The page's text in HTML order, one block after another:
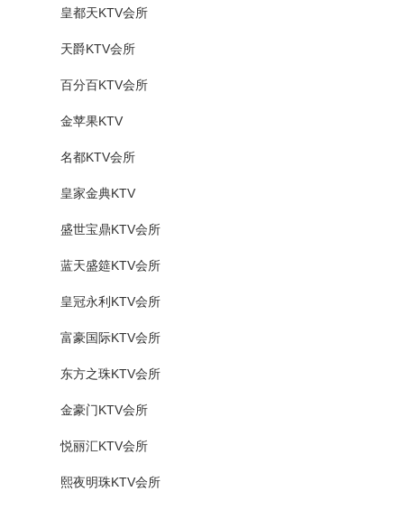
皇都天KTV会所
天爵KTV会所
百分百KTV会所
金苹果KTV
名都KTV会所
皇家金典KTV
盛世宝鼎KTV会所
蓝天盛筵KTV会所
皇冠永利KTV会所
富豪国际KTV会所
东方之珠KTV会所
金豪门KTV会所
悦丽汇KTV会所
熙夜明珠KTV会所